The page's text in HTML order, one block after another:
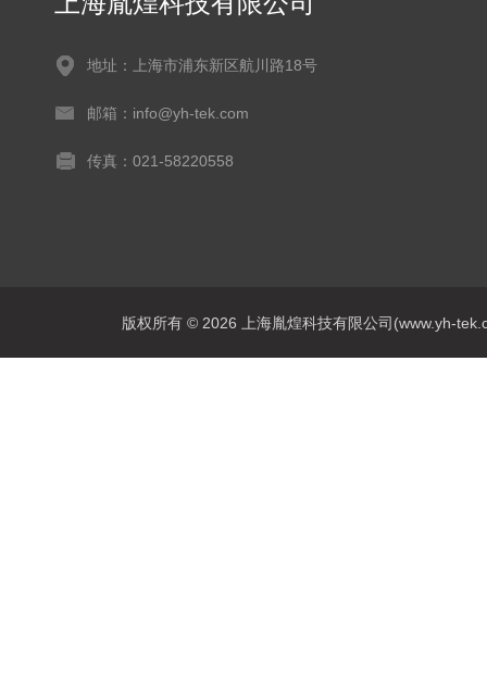
地址：上海市浦东新区航川路18号
邮箱：info@yh-tek.com
传真：021-58220558
版权所有 © 2026 上海胤煌科技有限公司(www.yh-